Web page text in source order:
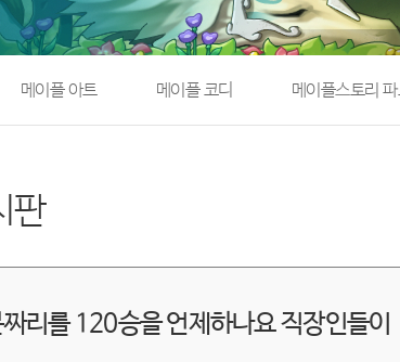
메이플 아트 메이플 코디 메이플스토리
판
리를 120승을 언제하나요 직장인들이